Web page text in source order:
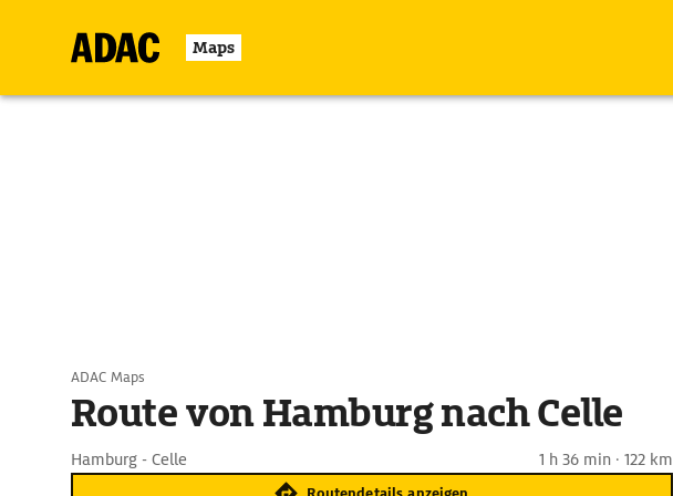
Maps
ADAC Maps
Route von Hamburg nach Celle
Hamburg - Celle 1 h 36 min · 122 km